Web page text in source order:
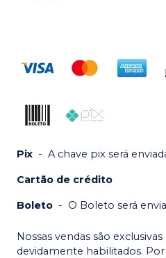
Pix - A chave pix será
Cartão de crédito
Boleto - O Boleto será
Nossas vendas são
devidamente habilitados.